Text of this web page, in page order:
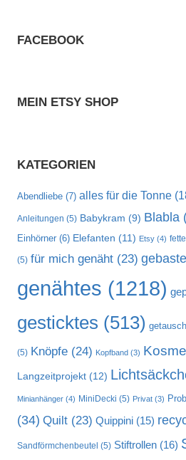
FACEBOOK
MEIN ETSY SHOP
KATEGORIEN
Abendliebe (7) alles für die Tonne
Anleitungen (5) Babykram (9) Blabla
Einhörner (6) Elefanten (11) Etsy (4)
(5) für mich genäht (23)
genähtes (1218)
gesticktes (513)
(5) Knöpfe (24) Kopfband (3)
Langzeitprojekt (12)
Minianhänger (4) MiniDecki (5) Privat (3)
(34) Quilt (23) Quippini (15)
Sandförmchenbeutel (5) Stiftrollen (16)